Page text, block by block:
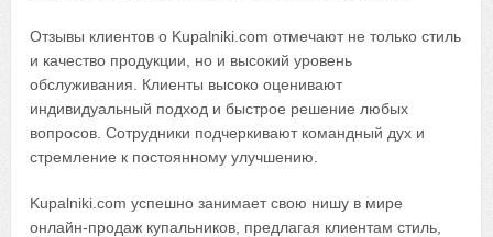
Отзывы клиентов о Kupalniki.com отмечают не только стиль
и качество продукции, но и высокий уровень
обслуживания. Клиенты высоко оценивают
индивидуальный подход и быстрое решение любых
вопросов. Сотрудники подчеркивают командный дух и
стремление к постоянному улучшению.
Kupalniki.com успешно занимает свою нишу в мире
онлайн-продаж купальников, предлагая клиентам стиль,